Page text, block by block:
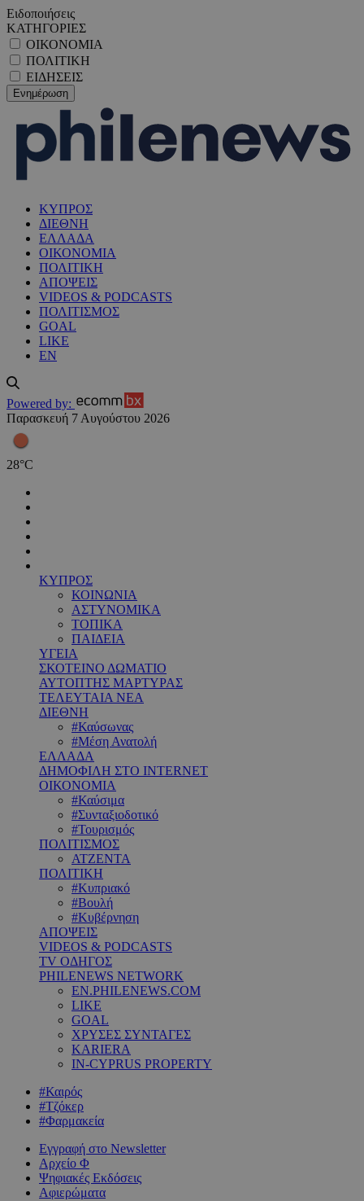
Ειδοποιήσεις
ΚΑΤΗΓΟΡΙΕΣ
ΟΙΚΟΝΟΜΙΑ
ΠΟΛΙΤΙΚΗ
ΕΙΔΗΣΕΙΣ
ΚΥΠΡΟΣ
ΔΙΕΘΝΗ
ΕΛΛΑΔΑ
ΟΙΚΟΝΟΜΙΑ
ΠΟΛΙΤΙΚΗ
ΑΠΟΨΕΙΣ
VIDEOS & PODCASTS
ΠΟΛΙΤΙΣΜΟΣ
GOAL
LIKE
EN
Powered by:
Παρασκευή 7 Αυγούστου 2026
28°C
ΚΥΠΡΟΣ
ΚΟΙΝΩΝΙΑ
ΑΣΤΥΝΟΜΙΚΑ
ΤΟΠΙΚΑ
ΠΑΙΔΕΙΑ
ΥΓΕΙΑ
ΣΚΟΤΕΙΝΟ ΔΩΜΑΤΙΟ
ΑΥΤΟΠΤΗΣ ΜΑΡΤΥΡΑΣ
ΤΕΛΕΥΤΑΙΑ ΝΕΑ
ΔΙΕΘΝΗ
#Καύσωνας
#Μέση Ανατολή
ΕΛΛΑΔΑ
ΔΗΜΟΦΙΛΗ ΣΤΟ INTERNET
ΟΙΚΟΝΟΜΙΑ
#Καύσιμα
#Συνταξιοδοτικό
#Τουρισμός
ΠΟΛΙΤΙΣΜΟΣ
ΑΤΖΕΝΤΑ
ΠΟΛΙΤΙΚΗ
#Κυπριακό
#Βουλή
#Κυβέρνηση
ΑΠΟΨΕΙΣ
VIDEOS & PODCASTS
TV ΟΔΗΓΟΣ
PHILENEWS NETWORK
EN.PHILENEWS.COM
LIKE
GOAL
ΧΡΥΣΕΣ ΣΥΝΤΑΓΕΣ
KARIERA
IN-CYPRUS PROPERTY
#Καιρός
#Τζόκερ
#Φαρμακεία
Εγγραφή στο Newsletter
Αρχείο Φ
Ψηφιακές Εκδόσεις
Αφιερώματα